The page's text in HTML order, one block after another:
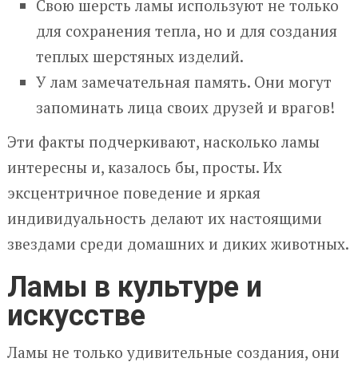
Свою шерсть ламы используют не только
для сохранения тепла, но и для создания
теплых шерстяных изделий.
У лам замечательная память. Они могут
запоминать лица своих друзей и врагов!
Эти факты подчеркивают, насколько ламы
интересны и, казалось бы, просты. Их
эксцентричное поведение и яркая
индивидуальность делают их настоящими
звездами среди домашних и диких животных.
Ламы в культуре и
искусстве
Ламы не только удивительные создания, они